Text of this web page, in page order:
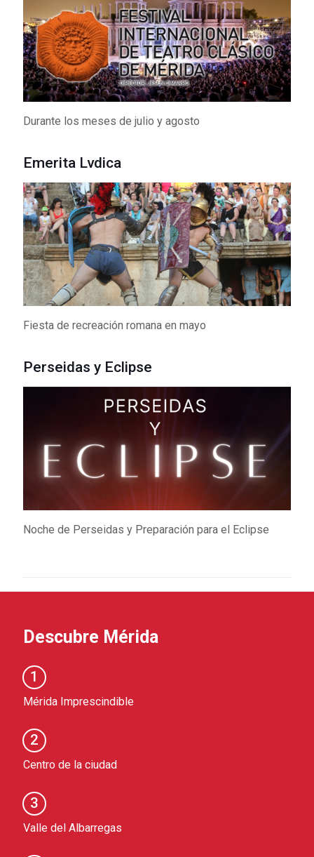
Durante los meses de julio y agosto
Emerita Lvdica
Fiesta de recreación romana en mayo
Perseidas y Eclipse
Noche de Perseidas y Preparación para el Eclipse
Descubre Mérida
1
Mérida Imprescindible
2
Centro de la ciudad
3
Valle del Albarregas